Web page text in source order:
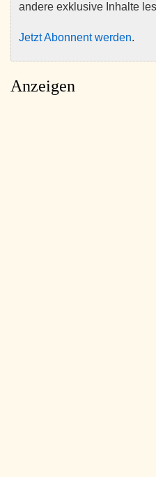
andere exklusive Inhalte
Jetzt Abonnent werden.
Anzeigen